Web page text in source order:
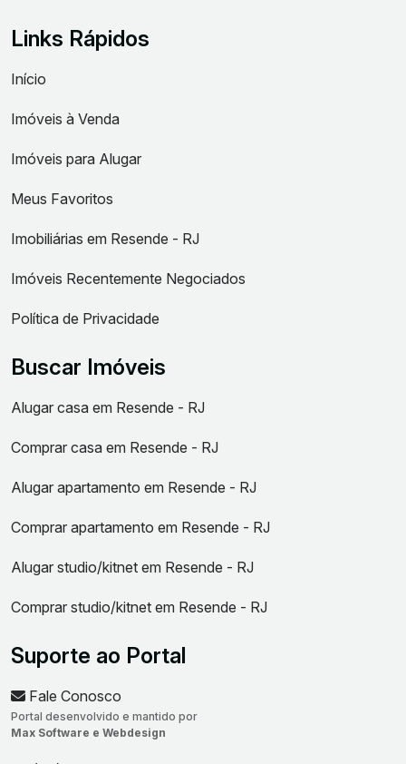
Links Rápidos
Início
Imóveis à Venda
Imóveis para Alugar
Meus Favoritos
Imobiliárias em Resende - RJ
Imóveis Recentemente Negociados
Política de Privacidade
Buscar Imóveis
Alugar casa em Resende - RJ
Comprar casa em Resende - RJ
Alugar apartamento em Resende - RJ
Comprar apartamento em Resende - RJ
Alugar studio/kitnet em Resende - RJ
Comprar studio/kitnet em Resende - RJ
Suporte ao Portal
Fale Conosco
Portal desenvolvido e mantido por
Max Software e Webdesign